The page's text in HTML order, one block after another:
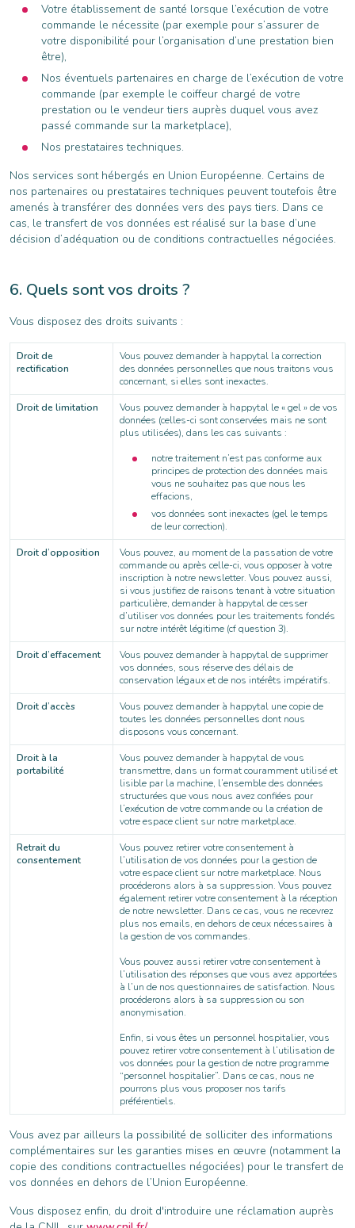
Votre établissement de santé lorsque l’exécution de votre
commande le nécessite (par exemple pour s’assurer de
votre disponibilité pour l’organisation d’une prestation bien
être),
Nos éventuels partenaires en charge de l’exécution de votre
commande (par exemple le coiffeur chargé de votre
prestation ou le vendeur tiers auprès duquel vous avez
passé commande sur la marketplace),
Nos prestataires techniques.
Nos services sont hébergés en Union Européenne. Certains de
nos partenaires ou prestataires techniques peuvent toutefois être
amenés à transférer des données vers des pays tiers. Dans ce
cas, le transfert de vos données est réalisé sur la base d’une
décision d’adéquation ou de conditions contractuelles négociées.
Quels sont vos droits ?
Vous disposez des droits suivants :
Droit de
rectification
Vous pouvez demander à happytal la correction
des données personnelles que nous traitons vous
concernant, si elles sont inexactes.
Droit de limitation
Vous pouvez demander à happytal le « gel » de vos
données (celles-ci sont conservées mais ne sont
plus utilisées), dans les cas suivants :
notre traitement n’est pas conforme aux
principes de protection des données mais
vous ne souhaitez pas que nous les
effacions,
vos données sont inexactes (gel le temps
de leur correction).
Droit d’opposition
Vous pouvez, au moment de la passation de votre
commande ou après celle-ci, vous opposer à votre
inscription à notre newsletter. Vous pouvez aussi,
si vous justifiez de raisons tenant à votre situation
particulière, demander à happytal de cesser
d’utiliser vos données pour les traitements fondés
sur notre intérêt légitime (cf question 3).
Droit d’effacement
Vous pouvez demander à happytal de supprimer
vos données, sous réserve des délais de
conservation légaux et de nos intérêts impératifs.
Droit d’accès
Vous pouvez demander à happytal une copie de
toutes les données personnelles dont nous
disposons vous concernant.
Droit à la
portabilité
Vous pouvez demander à happytal de vous
transmettre, dans un format couramment utilisé et
lisible par la machine, l’ensemble des données
structurées que vous nous avez confiées pour
l’exécution de votre commande ou la création de
votre espace client sur notre marketplace.
Retrait du
consentement
Vous pouvez retirer votre consentement à
l’utilisation de vos données pour la gestion de
votre espace client sur notre marketplace. Nous
procéderons alors à sa suppression. Vous pouvez
également retirer votre consentement à la réception
de notre newsletter. Dans ce cas, vous ne recevrez
plus nos emails, en dehors de ceux nécessaires à
la gestion de vos commandes.
Vous pouvez aussi retirer votre consentement à
l’utilisation des réponses que vous avez apportées
à l’un de nos questionnaires de satisfaction. Nous
procéderons alors à sa suppression ou son
anonymisation.
Enfin, si vous êtes un personnel hospitalier, vous
pouvez retirer votre consentement à l’utilisation de
vos données pour la gestion de notre programme
“personnel hospitalier”. Dans ce cas, nous ne
pourrons plus vous proposer nos tarifs
préférentiels.
Vous avez par ailleurs la possibilité de solliciter des informations
complémentaires sur les garanties mises en œuvre (notamment la
copie des conditions contractuelles négociées) pour le transfert de
vos données en dehors de l’Union Européenne.
Vous disposez enfin, du droit d'introduire une réclamation auprès